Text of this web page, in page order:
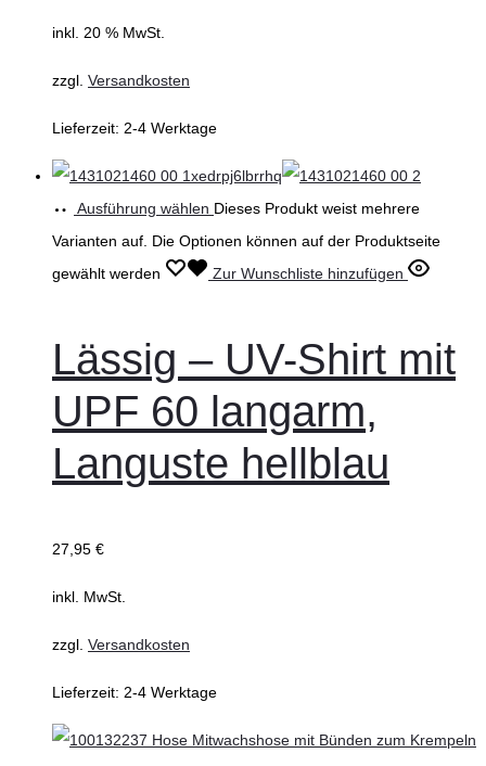
inkl. 20 % MwSt.
zzgl. Versandkosten
Lieferzeit: 2-4 Werktage
Ausführung wählen Dieses Produkt weist mehrere
Varianten auf. Die Optionen können auf der Produktseite
gewählt werden
Zur Wunschliste hinzufügen
Lässig – UV-Shirt mit
UPF 60 langarm,
Languste hellblau
27,95 €
inkl. MwSt.
zzgl. Versandkosten
Lieferzeit: 2-4 Werktage